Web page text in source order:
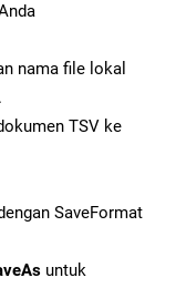
nama file lokal
TSV ke
SaveFormat
untuk